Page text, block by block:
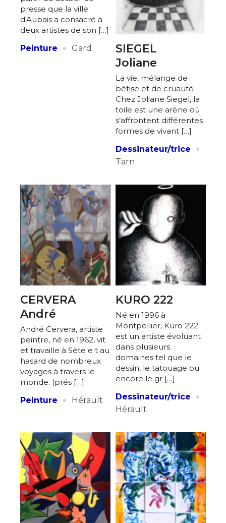
Statut / Organisation
J'accepte lestermes et conditions
* Champ obligatoire
Nom
Prénom
Statut / Organisation
J'accepte lestermes et conditions
* Champ obligatoire
presse que la ville
d'Aubais a consacré à
deux artistes de son […]
Peinture
· Gard
SIEGEL
Joliane
La vie, mélange de
bêtise et de cruauté
Chez Joliane Siegel, la
toile est une arène où
s’affrontent différentes
formes de vivant […]
Dessinateur/trice
·
Tarn
CERVERA
André
André Cervera, artiste
peintre, né en 1962, vit
et travaille à Sète e t au
hasard de nombreux
voyages à travers le
monde. (prés […]
Peinture
· Hérault
KURO 222
Né en 1996 à
Montpellier, Kuro 222
est un artiste évoluant
dans plusieurs
domaines tel que le
dessin, le tatouage ou
encore le gr […]
Dessinateur/trice
·
Hérault